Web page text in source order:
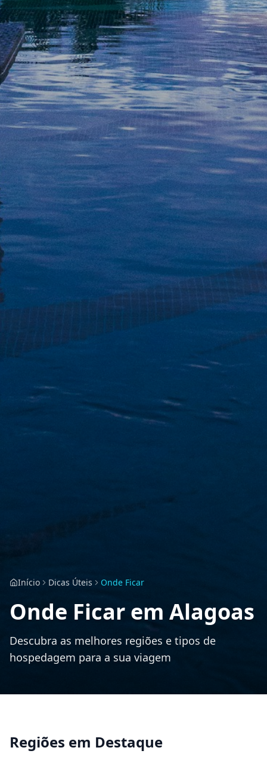
Início Dicas Úteis Onde Ficar
Onde Ficar em Alagoas
Descubra as melhores regiões e tipos de
hospedagem para a sua viagem
Regiões em Destaque